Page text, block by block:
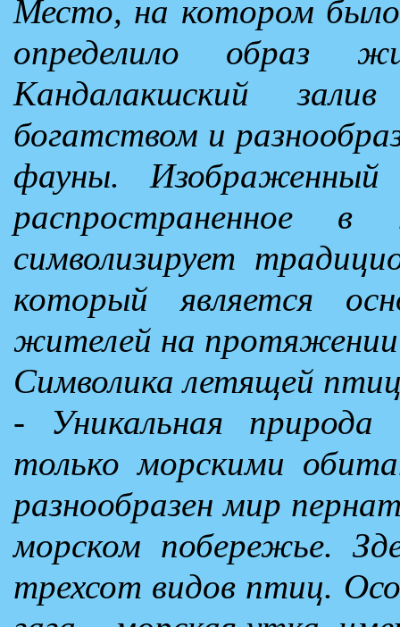
Место, на котором было
определило образ
Кандалакшский
богатством и
фауны.
распространенное
символизирует
который является
жителей на протяжении
Символика летящей
- Уникальная природа
только морскими
разнообразен мир
морском побережье.
трехсот видов птиц.